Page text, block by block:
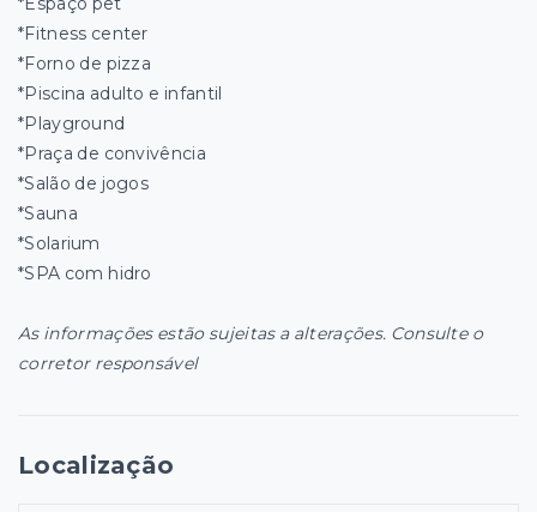
*Fitness center
*Forno de pizza
*Piscina adulto e infantil
*Playground
*Praça de convivência
*Salão de jogos
*Sauna
*Solarium
*SPA com hidro
As informações estão sujeitas a alterações. Consulte o
corretor responsável
Localização